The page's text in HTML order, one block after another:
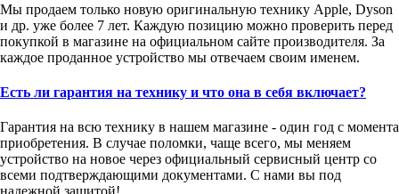
Мы продаем только новую оригинальную технику Apple, Dyson
и др. уже более 7 лет. Каждую позицию можно проверить перед
покупкой в магазине на официальном сайте производителя. За
каждое проданное устройство мы отвечаем своим именем.
Есть ли гарантия на технику и что она в себя включает?
Гарантия на всю технику в нашем магазине - один год с момента
приобретения. В случае поломки, чаще всего, мы меняем
устройство на новое через официальный сервисный центр со
всеми подтверждающими документами. С нами вы под